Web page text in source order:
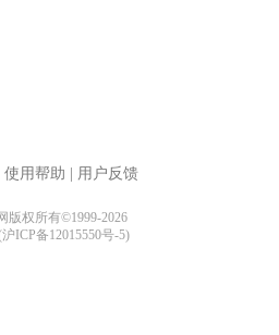
使用帮助 用户反馈
版权所有©1999-2026
沪ICP备12015550号-5)